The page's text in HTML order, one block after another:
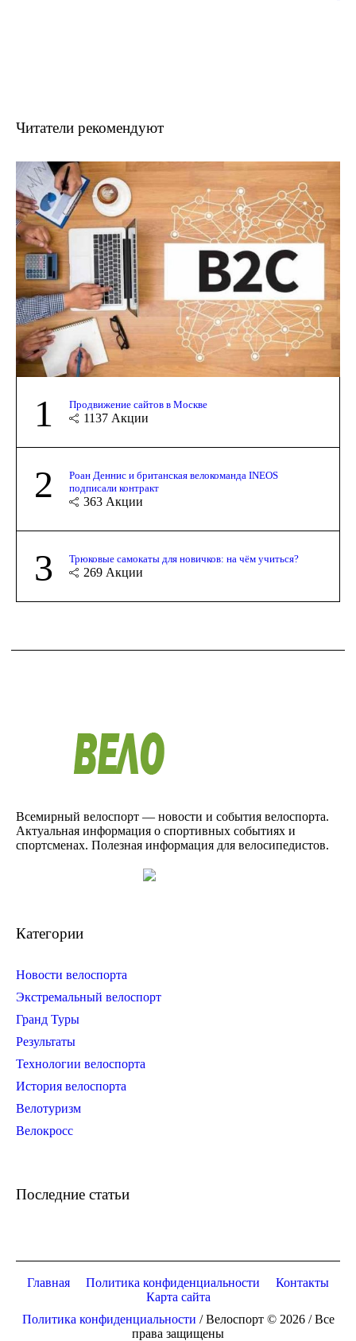
Читатели рекомендуют
1 Продвижение сайтов в Москве
1137 Акции
2
Роан Деннис и британская велокоманда INEOS
подписали контракт
363 Акции
3 Трюковые самокаты для новичков: на чём учиться?
269 Акции
Всемирный велоспорт — новости и события велоспорта.
Актуальная информация о спортивных событиях и
спортсменах. Полезная информация для велосипедистов.
Категории
Новости велоспорта
Экстремальный велоспорт
Гранд Туры
Результаты
Технологии велоспорта
История велоспорта
Велотуризм
Велокросс
Последние статьи
Главная Политика конфиденциальности
Контакты
Карта сайта
Политика конфиденциальности / Велоспорт © 2026 / Все
права защищены